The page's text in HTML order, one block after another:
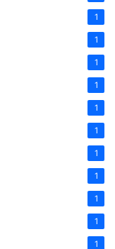
1
1
1
1
1
1
1
1
1
1
1